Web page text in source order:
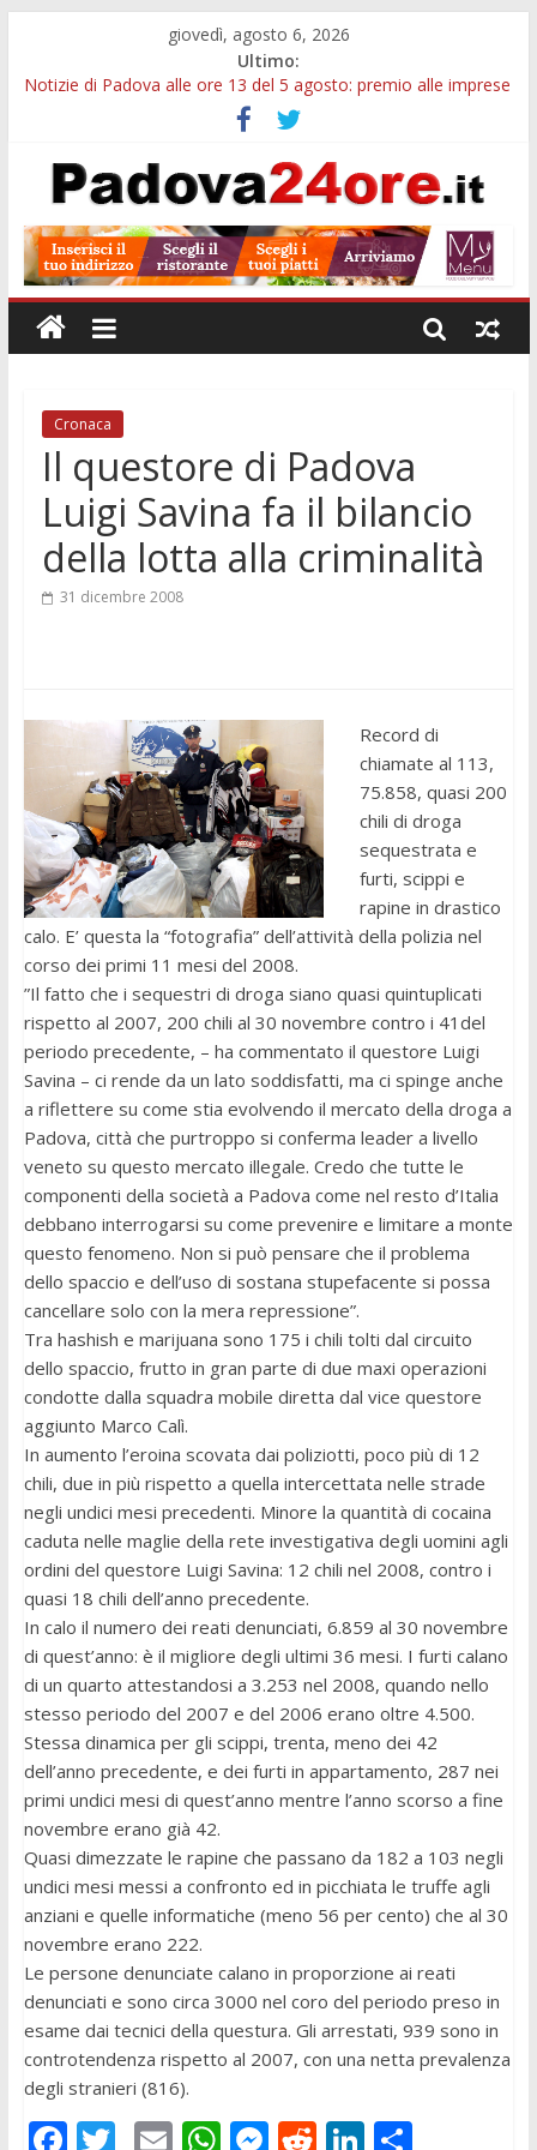
giovedì, agosto 6, 2026
Ultimo:
Notizie di Padova alle ore 13 del 5 agosto: premio alle imprese
Notizie di Padova alle ore 21: SIT torna all’utile, crescono le
auto nuove e concorsi comunali
Transizione 4.0, più tempo alle imprese del Padovano:
Quando le dimissioni non fanno perdere la NASpI: le tutele
previste nei casi di violenza di genere
Malattie neurodegenerative, uno studio dell’Università di
Padova parte dall’infiammazione intestinale
Cronaca
Il questore di Padova
Luigi Savina fa il bilancio
della lotta alla criminalità
31 dicembre 2008
Record di
chiamate al 113,
75.858, quasi 200
chili di droga
sequestrata e
furti, scippi e
rapine in drastico
calo. E’ questa la “fotografia” dell’attività della polizia nel
corso dei primi 11 mesi del 2008.
”Il fatto che i sequestri di droga siano quasi quintuplicati
rispetto al 2007, 200 chili al 30 novembre contro i 41del
periodo precedente, – ha commentato il questore Luigi
Savina – ci rende da un lato soddisfatti, ma ci spinge anche
a riflettere su come stia evolvendo il mercato della droga a
Padova, città che purtroppo si conferma leader a livello
veneto su questo mercato illegale. Credo che tutte le
componenti della società a Padova come nel resto d’Italia
debbano interrogarsi su come prevenire e limitare a monte
questo fenomeno. Non si può pensare che il problema
dello spaccio e dell’uso di sostana stupefacente si possa
cancellare solo con la mera repressione”.
Tra hashish e marijuana sono 175 i chili tolti dal circuito
dello spaccio, frutto in gran parte di due maxi operazioni
condotte dalla squadra mobile diretta dal vice questore
aggiunto Marco Calì.
In aumento l’eroina scovata dai poliziotti, poco più di 12
chili, due in più rispetto a quella intercettata nelle strade
negli undici mesi precedenti. Minore la quantità di cocaina
caduta nelle maglie della rete investigativa degli uomini agli
ordini del questore Luigi Savina: 12 chili nel 2008, contro i
quasi 18 chili dell’anno precedente.
In calo il numero dei reati denunciati, 6.859 al 30 novembre
di quest’anno: è il migliore degli ultimi 36 mesi. I furti calano
di un quarto attestandosi a 3.253 nel 2008, quando nello
stesso periodo del 2007 e del 2006 erano oltre 4.500.
Stessa dinamica per gli scippi, trenta, meno dei 42
dell’anno precedente, e dei furti in appartamento, 287 nei
primi undici mesi di quest’anno mentre l’anno scorso a fine
novembre erano già 42.
Quasi dimezzate le rapine che passano da 182 a 103 negli
undici mesi messi a confronto ed in picchiata le truffe agli
anziani e quelle informatiche (meno 56 per cento) che al 30
novembre erano 222.
Le persone denunciate calano in proporzione ai reati
denunciati e sono circa 3000 nel coro del periodo preso in
esame dai tecnici della questura. Gli arrestati, 939 sono in
controtendenza rispetto al 2007, con una netta prevalenza
degli stranieri (816).